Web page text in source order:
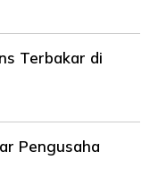
Terbakar di
Pengusaha